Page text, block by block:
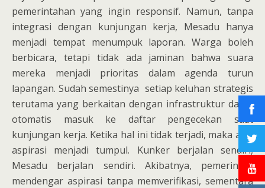
pemerintahan yang ingin responsif. Namun, tanpa
integrasi dengan kunjungan kerja, Mesadu hanya
menjadi tempat menumpuk laporan. Warga boleh
berbicara, tetapi tidak ada jaminan bahwa suara
mereka menjadi prioritas dalam agenda turun
lapangan. Sudah semestinya setiap keluhan strategis
terutama yang berkaitan dengan infrastruktur dasar
otomatis masuk ke daftar pengecekan saat
kunjungan kerja. Ketika hal ini tidak terjadi, maka alur
aspirasi menjadi tumpul. Kunker berjalan sendiri,
Mesadu berjalan sendiri. Akibatnya, pemerintah
mendengar aspirasi tanpa memverifikasi, sementara